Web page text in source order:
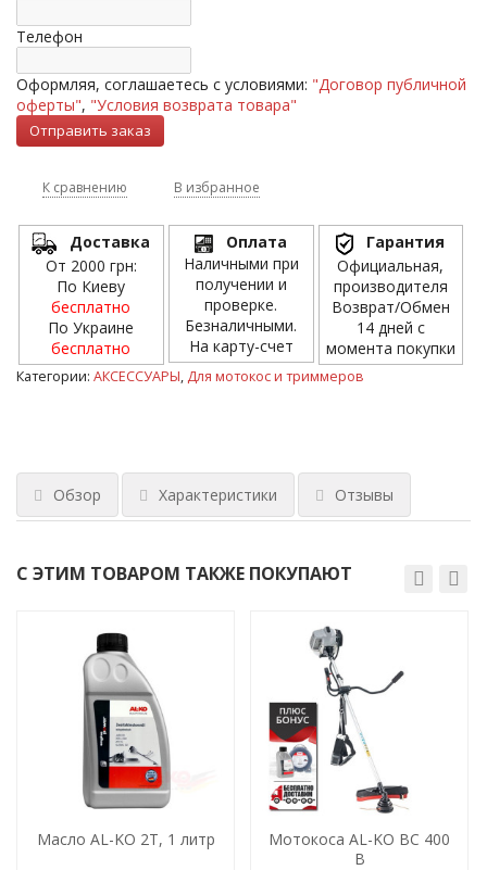
Телефон
Оформляя, соглашаетесь с условиями: "Договор публичной
оферты", "Условия возврата товара"
К сравнению В избранное
Доставка
От 2000 грн:
По Киеву
бесплатно
По Украине
бесплатно
Оплата
Наличными при
получении и
проверке.
Безналичными.
На карту-счет
Гарантия
Официальная,
производителя
Возврат/Обмен
14 дней с
момента покупки
Категории: АКСЕССУАРЫ, Для мотокос и триммеров
Обзор Характеристики Отзывы
С ЭТИМ ТОВАРОМ ТАКЖЕ ПОКУПАЮТ
Масло AL-KO 2Т, 1 литр
Мотокоса AL-KO BC 400
B